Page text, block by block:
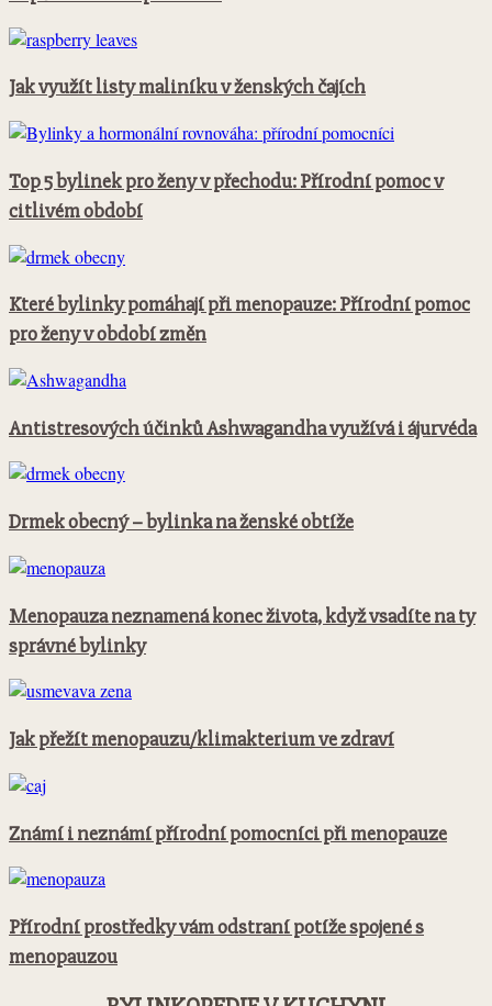
Jak využít listy maliníku v ženských čajích
Top 5 bylinek pro ženy v přechodu: Přírodní pomoc v
citlivém období
Které bylinky pomáhají při menopauze: Přírodní pomoc
pro ženy v období změn
Antistresových účinků Ashwagandha využívá i ájurvéda
Drmek obecný – bylinka na ženské obtíže
Menopauza neznamená konec života, když vsadíte na ty
správné bylinky
Jak přežít menopauzu/klimakterium ve zdraví
Známí i neznámí přírodní pomocníci při menopauze
Přírodní prostředky vám odstraní potíže spojené s
menopauzou